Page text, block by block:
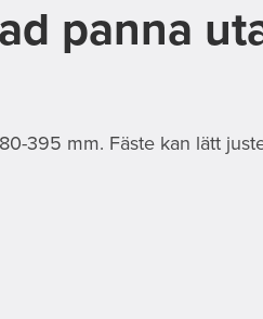
panna
395 mm. Fäste kan lätt